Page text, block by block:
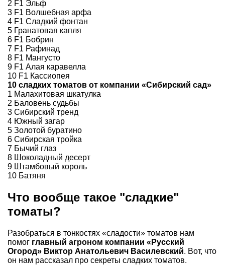
2 F1 Эльф
3 F1 Волшебная арфа
4 F1 Сладкий фонтан
5 Гранатовая капля
6 F1 Бобрин
7 F1 Рафинад
8 F1 Мангусто
9 F1 Алая каравелла
10 F1 Кассиопея
10 сладких томатов от компании «Сибирский сад»
1 Малахитовая шкатулка
2 Баловень судьбы
3 Сибирский тренд
4 Южный загар
5 Золотой буратино
6 Сибирская тройка
7 Бычий глаз
8 Шоколадный десерт
9 Штамбовый король
10 Батяня
Что вообще такое "сладкие"
томаты?
Разобраться в тонкостях «сладости» томатов нам
помог главный агроном компании «Русский
Огород» Виктор Анатольевич Василевский. Вот, что
он нам рассказал про секреты сладких томатов.